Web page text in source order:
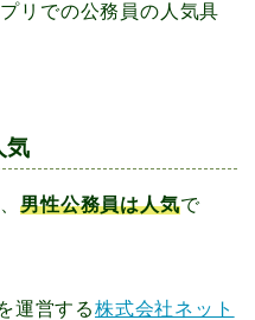
リでの公務員の人気具
気
男性公務員は人気で
運営する株式会社ネット